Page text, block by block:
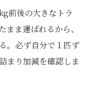
前後の大きなトラ
まま運ばれるから、
。必ず自分で１匹ず
まり加減を確認しま